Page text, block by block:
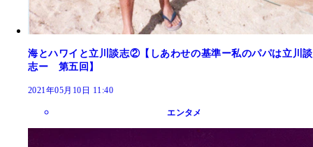
海とハワイと立川談志②【しあわせの基準ー私のパパは立川談
志ー 第五回】
2021年05月10日 11:40
エンタメ